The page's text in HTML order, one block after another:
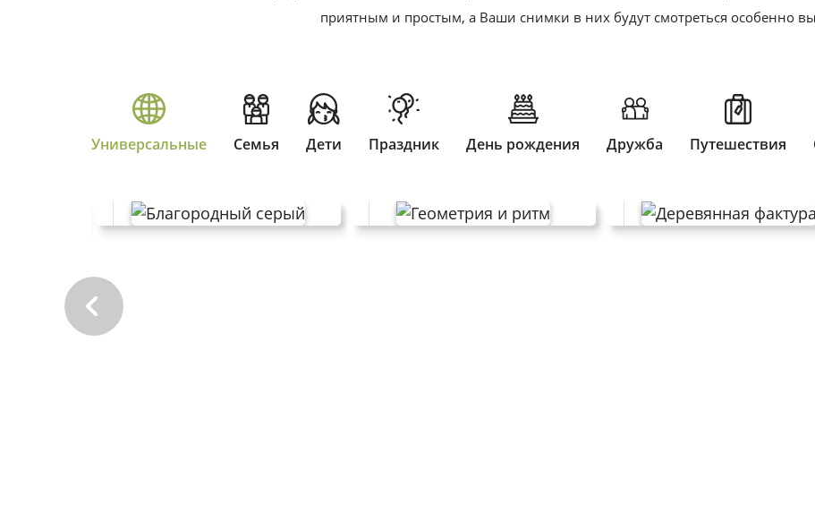
приятным и простым, а Ваши снимки в них будут смотреться особенно
Универсальные Семья Дети Праздник День рождения Дружба Путешествия